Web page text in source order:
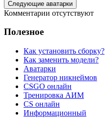
Следующие аватарки
Комментарии отсутствуют
Полезное
Как установить сборку?
Как заменить модели?
Аватарки
Генератор никнеймов
CSGO онлайн
Тренировка АИМ
CS онлайн
Информационный